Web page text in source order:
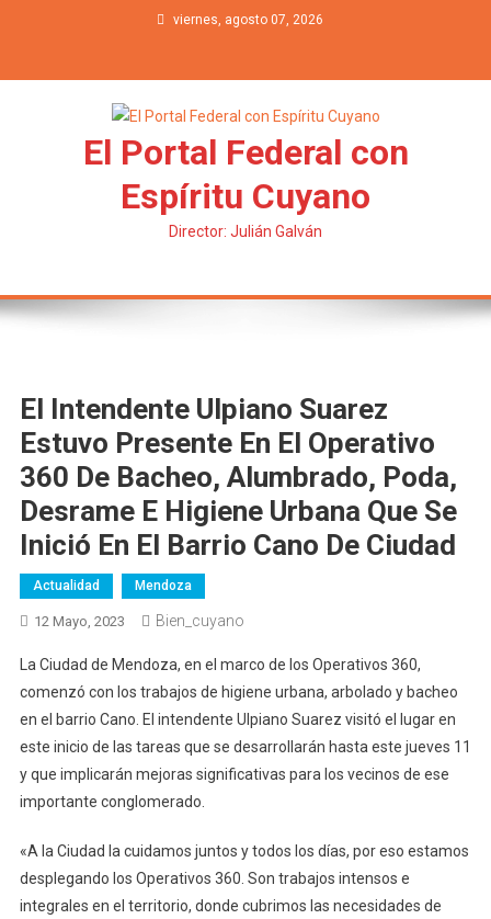
viernes, agosto 07, 2026
El Portal Federal con
Espíritu Cuyano
Director: Julián Galván
El Intendente Ulpiano Suarez
Estuvo Presente En El Operativo
360 De Bacheo, Alumbrado, Poda,
Desrame E Higiene Urbana Que Se
Inició En El Barrio Cano De Ciudad
Actualidad Mendoza
12 Mayo, 2023 Bien_cuyano
La Ciudad de Mendoza, en el marco de los Operativos 360,
comenzó con los trabajos de higiene urbana, arbolado y bacheo
en el barrio Cano. El intendente Ulpiano Suarez visitó el lugar en
este inicio de las tareas que se desarrollarán hasta este jueves 11
y que implicarán mejoras significativas para los vecinos de ese
importante conglomerado.
«A la Ciudad la cuidamos juntos y todos los días, por eso estamos
desplegando los Operativos 360. Son trabajos intensos e
integrales en el territorio, donde cubrimos las necesidades de